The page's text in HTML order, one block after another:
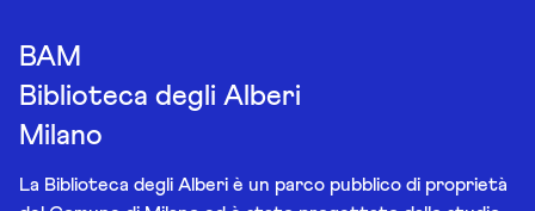
BAM
Biblioteca degli Alberi
Milano
La Biblioteca degli Alberi è un parco pubblico di proprietà